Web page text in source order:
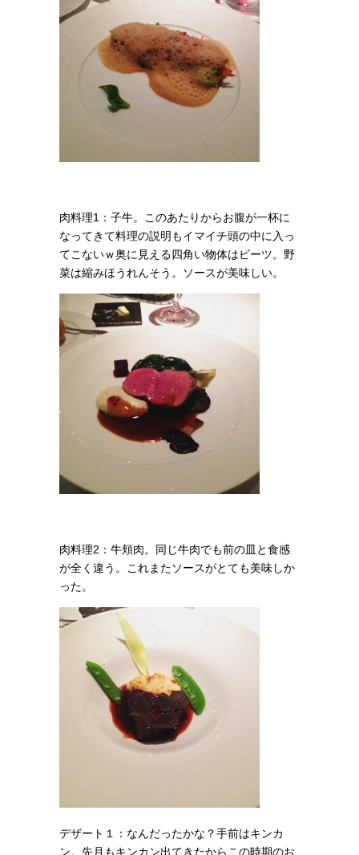
肉料理1：子牛。このあたりからお腹が一杯に
なってきて料理の説明もイマイチ頭の中に入っ
てこないｗ奥に見える四角い物体はビーツ。野
菜は縮みほうれんそう。
ソースが美味しい。
肉料理2：牛頬肉。 同じ牛肉でも前の皿と食感
が全く違う。これまたソースがとても美味しか
った。
デザート１：なんだったかな？手前はキンカ
ン。先月もキンカン出てきたからこの時期のお